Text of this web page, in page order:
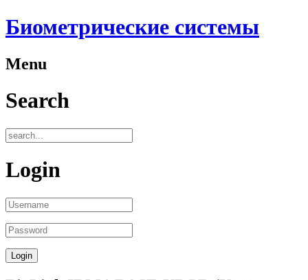
Биометрические системы
Menu
Search
Login